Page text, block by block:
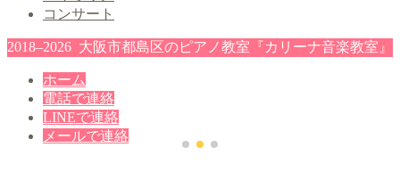
コンサート
2018–2026 大阪市都島区のピアノ教室『カリーナ音楽教室』
ホーム
電話で連絡
LINEで連絡
メールで連絡